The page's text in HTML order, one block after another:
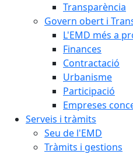
Transparència
Govern obert i
L'EMD més a
Finances
Contractació
Urbanisme
Participació
Empreses
Serveis i tràmits
Seu de l'EMD
Tràmits i gestions